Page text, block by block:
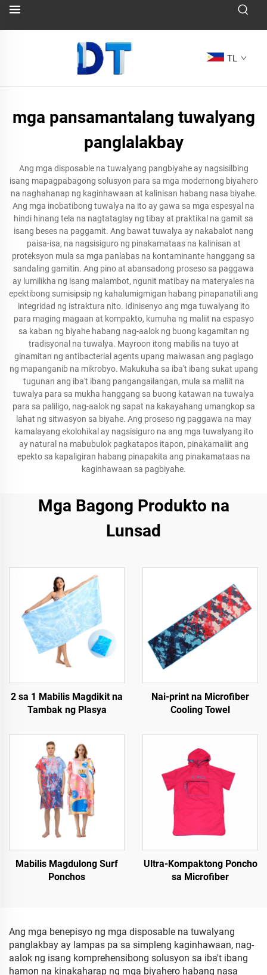
TL
mga pansamantalang tuwalyang
panglalakbay
Ang mga disposable na tuwalyang pangbiyahe ay nagsisilbing
isang mapagpabagong solusyon para sa mga modernong biyahero
na naghahanap ng kaginhawaan at kalinisan habang nasa biyahe.
Ang mga inobatibong tuwalya na ito ay gawa sa mga espesyal na
hindi hinang tela na nagtataglay ng tibay at praktikal na gamit sa
isang beses na paggamit. Ang bawat tuwalya ay nakabalot nang
paisa-isa, na nagsisiguro ng pinakamataas na kalinisan at
proteksyon mula sa mga panlabas na kontaminante hanggang sa
sandaling gamitin. Ang pino at abansadong proseso sa paggawa
ay lumilikha ng isang malambot, ngunit matibay na materyales na
epektibong sumisipsip ng kahalumigmigan habang pinapanatili ang
integridad ng istraktura nito. Idinisenyo ang mga tuwalyang ito
para maging magaan at kompakto, kumuha ng maliit na espasyo
sa kaban ng biyahe habang nag-aalok ng buong kagamitan ng
tradisyonal na tuwalya. Mayroon itong mabilis na tuyo at
ginamitan ng antibacterial agents upang maiwasan ang paglago
ng mapanganib na mikrobyo. Makukuha sa iba't ibang sukat upang
tugunan ang iba't ibang pangangailangan, mula sa maliit na
tuwalya para sa mukha hanggang sa buong katawan na tuwalya
para sa paliligo, nag-aalok ng sapat na kakayahang umangkop sa
lahat ng sitwasyon sa biyahe. Ang proseso ng paggawa na may
kamalayang ekolohikal ay nagsisiguro na ang mga tuwalyang ito
ay natural na mabubulok pagkatapos itapon, pinakamaliit ang
epekto sa kapaligiran habang pinapakita ang pinakamataas na
kaginhawaan sa pagbiyahe.
Mga Bagong Produkto na
Lunsad
2 sa 1 Mabilis Magdikit na
Tambak ng Plasya
Nai-print na Microfiber
Cooling Towel
Mabilis Magdulong Surf
Ponchos
Ultra-Kompaktong Poncho
sa Microfiber
Ang mga benepisyo ng mga disposable na tuwalyang
panglakbay ay lampas pa sa simpleng kaginhawaan, nag-
aalok ng isang komprehensibong solusyon sa iba't ibang
hamon na kinakaharap ng mga biyahero habang nasa